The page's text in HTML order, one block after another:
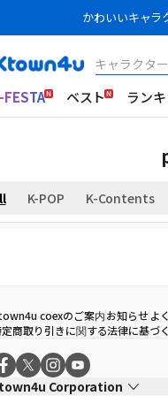
かわいいキャラ
キャラクタ
FESTA ベスト ラン
K-POP K-Contents
coexのご案内お知らせよ
商取り引きに関する法律に基づ
Corporation